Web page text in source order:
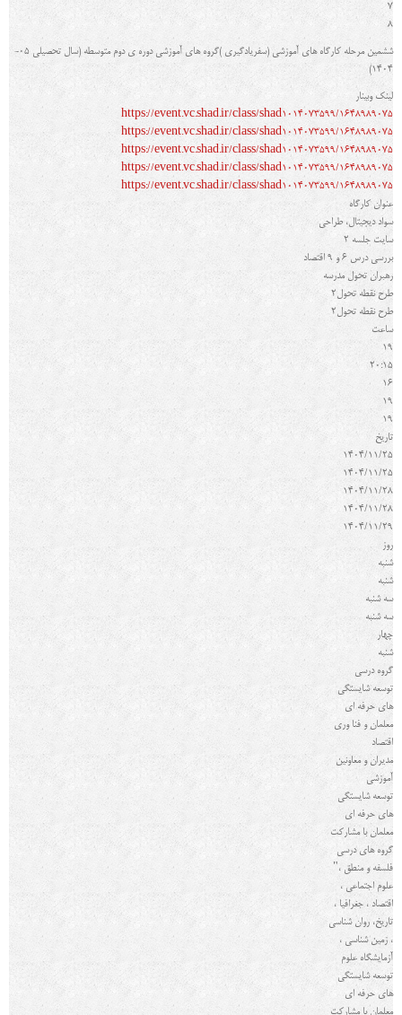
7
8
ششمین مرحله کارگاه هاي آموزشی (سفریادگیري )گروه هاي آموزشی دوره ي دوم متوسطه (سال تحصیلی 05-
1404)
لینک وبینار
https://event.vc.shad.ir/class/shad1014073599/1648989075
https://event.vc.shad.ir/class/shad1014073599/1648989075
https://event.vc.shad.ir/class/shad1014073599/1648989075
https://event.vc.shad.ir/class/shad1014073599/1648989075
https://event.vc.shad.ir/class/shad1014073599/1648989075
عنوان کارگاه
سواد دیجیتال، طراحی
سایت جلسه 2
بررسی درس 6 و 9 اقتصاد
رهبران تحول مدرسه
طرح نقطه تحول2
طرح نقطه تحول2
ساعت
19
20:15
16
19
19
تاريخ
1404/11/25
1404/11/25
1404/11/28
1404/11/28
1404/11/29
روز
شنبه
شنبه
سه شنبه
سه شنبه
چهار
شنبه
گروه درسي
توسعه شایستگی
های حرفه ای
معلمان و فنا وری
اقتصاد
مدیران و معاونین
آموزشی
توسعه شایستگی
های حرفه ای
معلمان با مشارکت
گروه های درسی
فلسفه و منطق ،
علوم اجتماعی ،
اقتصاد ، جغرافیا ،
تاریخ، روان شناسی
، زمین شناسی ،
آزمایشگاه علوم
توسعه شایستگی
های حرفه ای
معلمان با مشارکت